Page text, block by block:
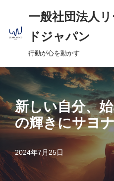
コ
ン
ン
ス
キ
ッ
一般社団法人
ドジャパン
行動が心を動かす
新しい自分、
の輝きにサヨ
2024年7月25日